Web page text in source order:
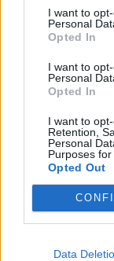
I want to
Personal
Opted In
I want to
Personal
Opted In
I want to
Retention,
Personal
Purposes for
Opted Out
Data